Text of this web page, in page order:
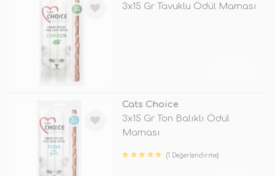
3x15 Gr Tavuklu Ödül Maması
Cats Choice
3x15 Gr Ton Balıklı Ödül
Maması
(1 Değerlendirme)